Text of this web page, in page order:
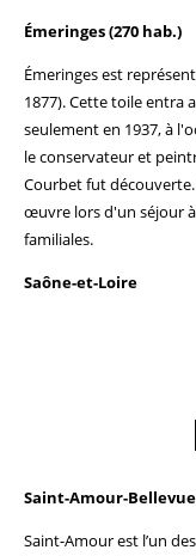
Émeringes (270 hab.)
Émeringes est
1877). Cette toile entra
seulement en 1937, à
le conservateur et
Courbet fut
œuvre lors d'un séjour
familiales.
Saône-et-Loire
Saint-Amour-Bellevue
Saint-Amour est l’un